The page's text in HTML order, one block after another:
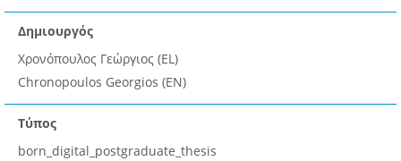
Δημιουργός
Χρονόπουλος Γεώργιος (EL)
Chronopoulos Georgios (EN)
Τύπος
born_digital_postgraduate_thesis